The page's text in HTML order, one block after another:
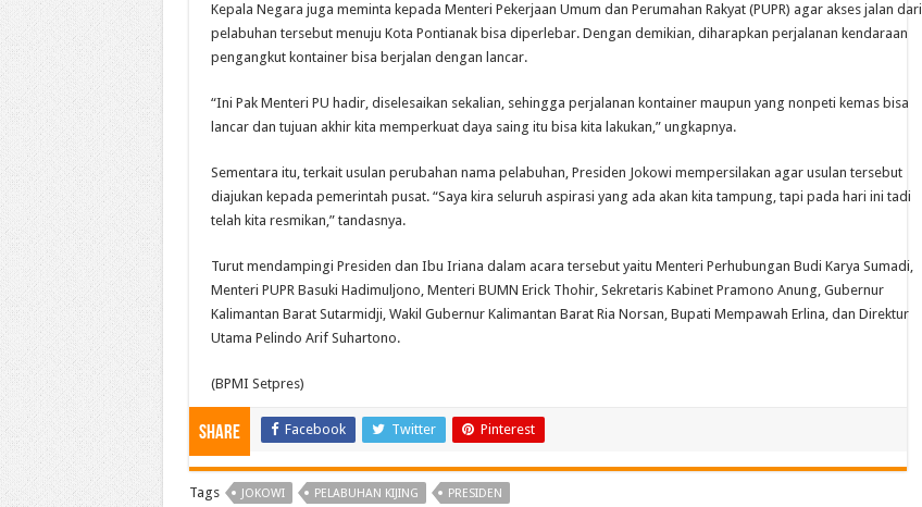
Kepala Negara juga meminta kepada Menteri Pekerjaan Umum dan Perumahan Rakyat (PUPR) agar akses jalan dari
pelabuhan tersebut menuju Kota Pontianak bisa diperlebar. Dengan demikian, diharapkan perjalanan kendaraan
pengangkut kontainer bisa berjalan dengan lancar.
“Ini Pak Menteri PU hadir, diselesaikan sekalian, sehingga perjalanan kontainer maupun yang nonpeti kemas bisa
lancar dan tujuan akhir kita memperkuat daya saing itu bisa kita lakukan,” ungkapnya.
Sementara itu, terkait usulan perubahan nama pelabuhan, Presiden Jokowi mempersilakan agar usulan tersebut
diajukan kepada pemerintah pusat. “Saya kira seluruh aspirasi yang ada akan kita tampung, tapi pada hari ini tadi
telah kita resmikan,” tandasnya.
Turut mendampingi Presiden dan Ibu Iriana dalam acara tersebut yaitu Menteri Perhubungan Budi Karya Sumadi,
Menteri PUPR Basuki Hadimuljono, Menteri BUMN Erick Thohir, Sekretaris Kabinet Pramono Anung, Gubernur
Kalimantan Barat Sutarmidji, Wakil Gubernur Kalimantan Barat Ria Norsan, Bupati Mempawah Erlina, dan Direktur
Utama Pelindo Arif Suhartono.
(BPMI Setpres)
Share Facebook Twitter Pinterest
Tags JOKOWI PELABUHAN KIJING PRESIDEN